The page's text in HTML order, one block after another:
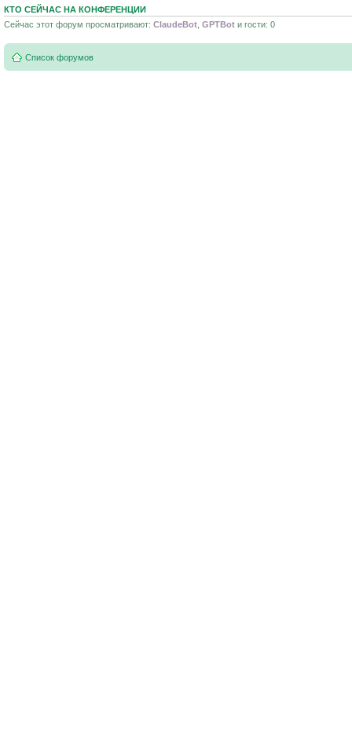
КТО СЕЙЧАС НА КОНФЕРЕНЦИИ
Сейчас этот форум просматривают: ClaudeBot GPTBot и гости: 0
Список форумов